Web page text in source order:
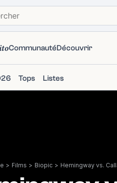
CommunautéDécouvrir
Tops Listes
> Films > Biopic > Hemingway vs.